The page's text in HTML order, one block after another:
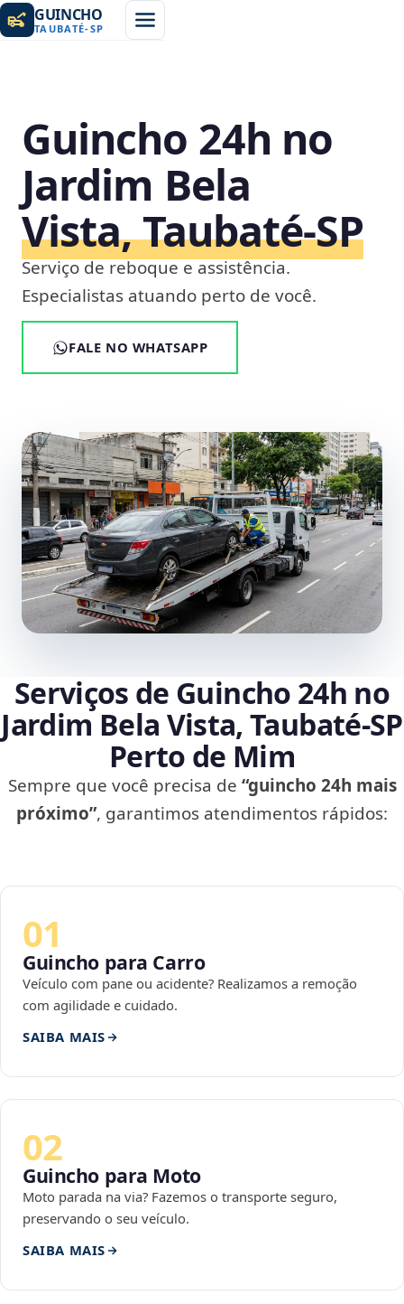
GUINCHO
TAUBATÉ-SP
Guincho 24h no
Jardim Bela
Vista, Taubaté‑SP
Serviço de reboque e assistência.
Especialistas atuando perto de você.
FALE NO WHATSAPP
Serviços de Guincho 24h no
Jardim Bela Vista, Taubaté‑SP
Perto de Mim
Sempre que você precisa de “guincho 24h mais
próximo”, garantimos atendimentos rápidos:
01
Guincho para Carro
Veículo com pane ou acidente? Realizamos a remoção
com agilidade e cuidado.
SAIBA MAIS
02
Guincho para Moto
Moto parada na via? Fazemos o transporte seguro,
preservando o seu veículo.
SAIBA MAIS